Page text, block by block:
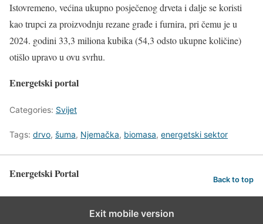
Istovremeno, većina ukupno posječenog drveta i dalje se koristi
kao trupci za proizvodnju rezane građe i furnira, pri čemu je u
2024. godini 33,3 miliona kubika (54,3 odsto ukupne količine)
otišlo upravo u ovu svrhu.
Energetski portal
Categories: Svijet
Tags: drvo, šuma, Njemačka, biomasa, energetski sektor
Energetski Portal Back to top
Exit mobile version